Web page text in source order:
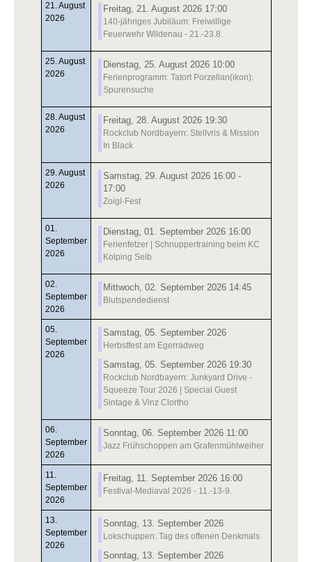
21. August
2026
Freitag, 21. August 2026 17:00
140-jähriges Jubiläum: Freiwillige
Feuerwehr Wildenau - 21.-23.8.
25. August
2026
Dienstag, 25. August 2026 10:00
Ferienprogramm: Tatort Porzellan(ikon):
Spurensuche
28. August
2026
Freitag, 28. August 2026 19:30
Rockclub Nordbayern: Stellvris & Mission
In Black
29. August
2026
Samstag, 29. August 2026 16:00 -
17:00
Zoigl-Fest
01.
September
2026
Dienstag, 01. September 2026 16:00
Ferienfetzer | Schnuppertraining beim KC
Kolping Selb
02.
September
2026
Mittwoch, 02. September 2026 14:45
Blutspendedienst
05.
September
2026
Samstag, 05. September 2026
Herbstfest am Egerradweg
Samstag, 05. September 2026 19:30
Rockclub Nordbayern: Junkyard Drive -
Squeeze Tour 2026 | Special Guest
Sintage & Vinz Clortho
06.
September
2026
Sonntag, 06. September 2026 11:00
Jazz Frühschoppen am Grafenmühlweiher
11.
September
2026
Freitag, 11. September 2026 16:00
Festival-Mediaval 2026 - 11.-13-9.
13.
September
2026
Sonntag, 13. September 2026
Lokschuppen: Tag des offenen Denkmals
Sonntag, 13. September 2026